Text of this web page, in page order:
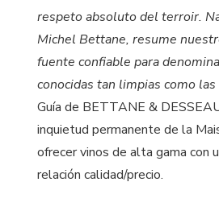
respeto absoluto del terroir.
Michel Bettane, resume
fuente confiable para
conocidas tan limpias como
Guía de BETTANE &
inquietud permanente de la
ofrecer vinos de alta gama con
relación calidad/precio.